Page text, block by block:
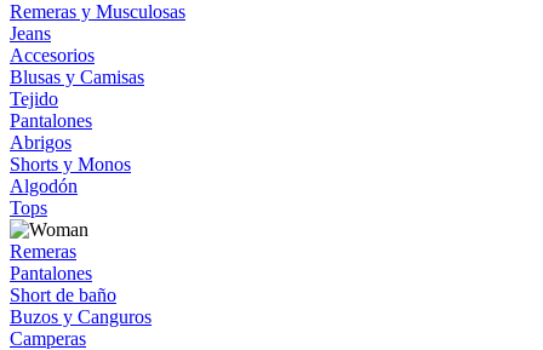
Remeras y Musculosas
Jeans
Accesorios
Blusas y Camisas
Tejido
Pantalones
Abrigos
Shorts y Monos
Algodón
Tops
Remeras
Pantalones
Short de baño
Buzos y Canguros
Camperas